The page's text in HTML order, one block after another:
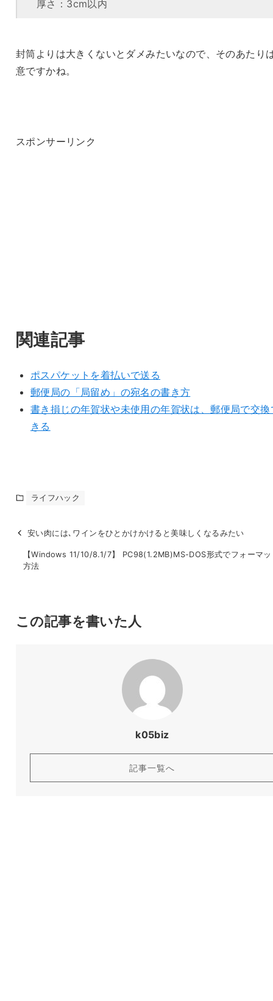
厚さ：3cm以内
封筒よりは大きくないとダメみたいなので、そのあたり
意ですかね。
スポンサーリンク
関連記事
ポスパケットを着払いで送る
郵便局の「局留め」の宛名の書き方
書き損じの年賀状や未使用の年賀状は、郵便局で交換
きる
ライフハック
安い肉には､ワインをひとかけかけると美味しくなるみたい
【Windows 11/10/8.1/7】 PC98(1.2MB)MS-DOS形式でフォーマ
方法
この記事を書いた人
k05biz
記事一覧へ